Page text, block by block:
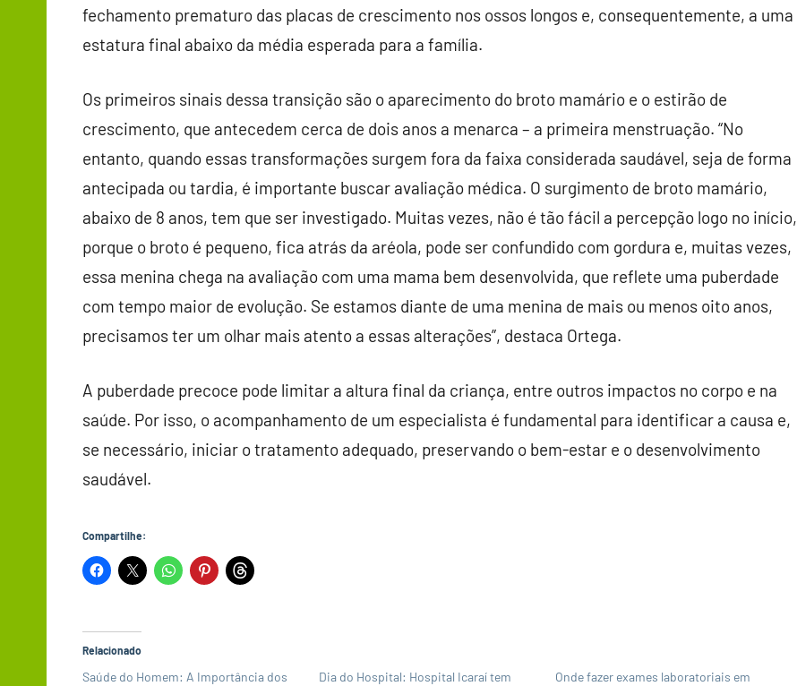
fechamento prematuro das placas de crescimento nos ossos longos e, consequentemente, a uma
estatura final abaixo da média esperada para a família.
Os primeiros sinais dessa transição são o aparecimento do broto mamário e o estirão de
crescimento, que antecedem cerca de dois anos a menarca – a primeira menstruação. “No
entanto, quando essas transformações surgem fora da faixa considerada saudável, seja de forma
antecipada ou tardia, é importante buscar avaliação médica. O surgimento de broto mamário,
abaixo de 8 anos, tem que ser investigado. Muitas vezes, não é tão fácil a percepção logo no início,
porque o broto é pequeno, fica atrás da aréola, pode ser confundido com gordura e, muitas vezes,
essa menina chega na avaliação com uma mama bem desenvolvida, que reflete uma puberdade
com tempo maior de evolução. Se estamos diante de uma menina de mais ou menos oito anos,
precisamos ter um olhar mais atento a essas alterações”, destaca Ortega.
A puberdade precoce pode limitar a altura final da criança, entre outros impactos no corpo e na
saúde. Por isso, o acompanhamento de um especialista é fundamental para identificar a causa e,
se necessário, iniciar o tratamento adequado, preservando o bem-estar e o desenvolvimento
saudável.​​
Compartilhe:
Relacionado
Saúde do Homem: A Importância dos
Dia do Hospital: Hospital Icaraí tem
Onde fazer exames laboratoriais em